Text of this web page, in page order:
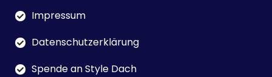
Impressum
Datenschutzerklärung
Spende an Style Dach